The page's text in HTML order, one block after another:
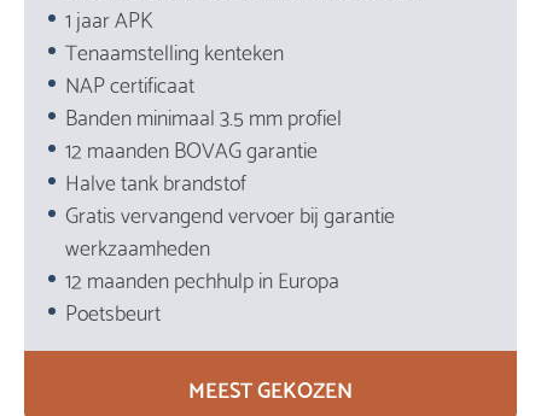
1 jaar APK
Tenaamstelling kenteken
NAP certificaat
Banden minimaal 3.5 mm profiel
12 maanden BOVAG garantie
Halve tank brandstof
Gratis vervangend vervoer bij garantie
werkzaamheden
12 maanden pechhulp in Europa
Poetsbeurt
MEEST GEKOZEN